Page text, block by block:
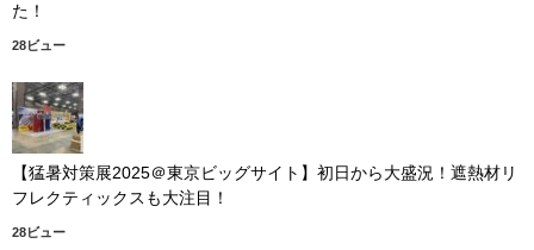
た！
28ビュー
【猛暑対策展2025＠東京ビッグサイト】初日から大盛況！遮熱材リ
フレクティックスも大注目！
28ビュー